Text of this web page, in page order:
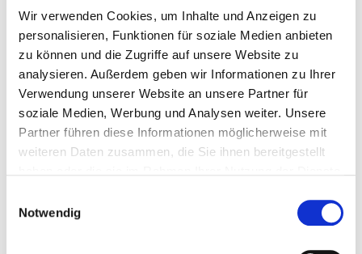
Wir verwenden Cookies, um Inhalte und Anzeigen zu
personalisieren, Funktionen für soziale Medien anbieten
zu können und die Zugriffe auf unsere Website zu
analysieren. Außerdem geben wir Informationen zu Ihrer
Verwendung unserer Website an unsere Partner für
soziale Medien, Werbung und Analysen weiter. Unsere
Partner führen diese Informationen möglicherweise mit
weiteren Daten zusammen, die Sie ihnen bereitgestellt
Notwendig
Name Telefon/Telefax
E-Mail
Frau Friedrichs
0208 825-4128
0208 825-4208
Herr Garcia
0208 825-4127
0208 825-4208
Termine nach vorheriger telefonischer Vereinbarung